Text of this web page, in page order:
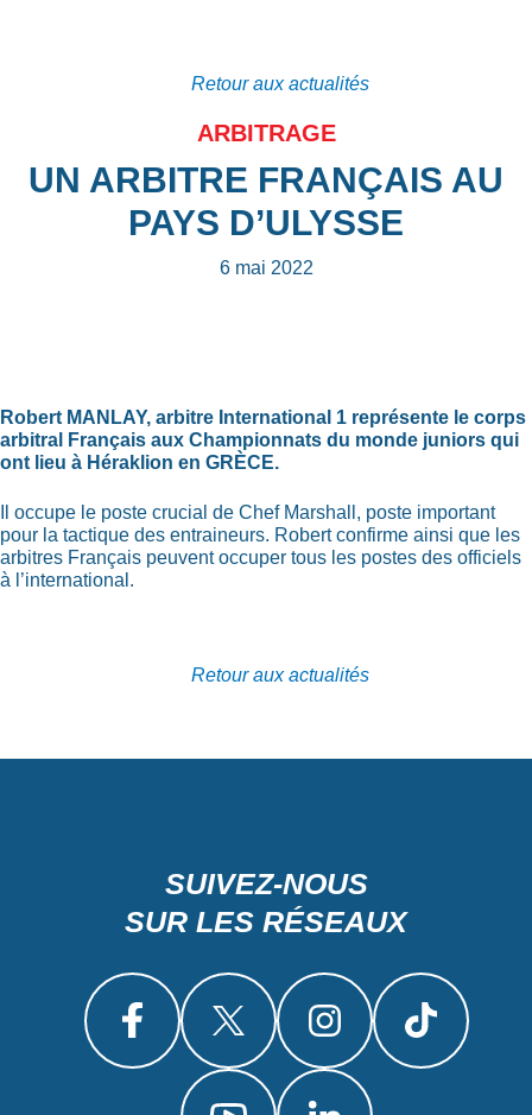
Retour aux actualités
ARBITRAGE
UN ARBITRE FRANÇAIS AU
PAYS D’ULYSSE
6 mai 2022
Robert MANLAY, arbitre International 1 représente le corps
arbitral Français aux Championnats du monde juniors qui
ont lieu à Héraklion en GRÈCE.
Il occupe le poste crucial de Chef Marshall, poste important
pour la tactique des entraineurs. Robert confirme ainsi que les
arbitres Français peuvent occuper tous les postes des officiels
à l’international.
Retour aux actualités
SUIVEZ-NOUS
SUR LES RÉSEAUX